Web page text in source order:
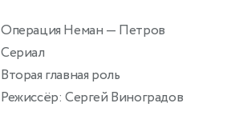
Операция Неман — Петров
Сериал
Вторая главная роль
Режиссёр: Сергей Виноградов